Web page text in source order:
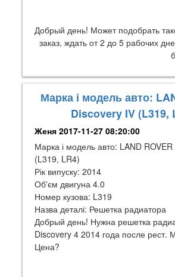
Добрый день! Может подобрать
заказ, ждать от 2 до 5 рабочих
Марка і модель авто:
Discovery IV (L319,
Женя 2017-11-27 08:20:00
Марка і модель авто: LAND
(L319, LR4)
Рік випуску: 2014
Об'єм двигуна 4.0
Номер кузова: L319
Назва деталі: Решетка радиатора
Добрый день! Нужна решетка
Discovery 4 2014 года после рест.
Цена?